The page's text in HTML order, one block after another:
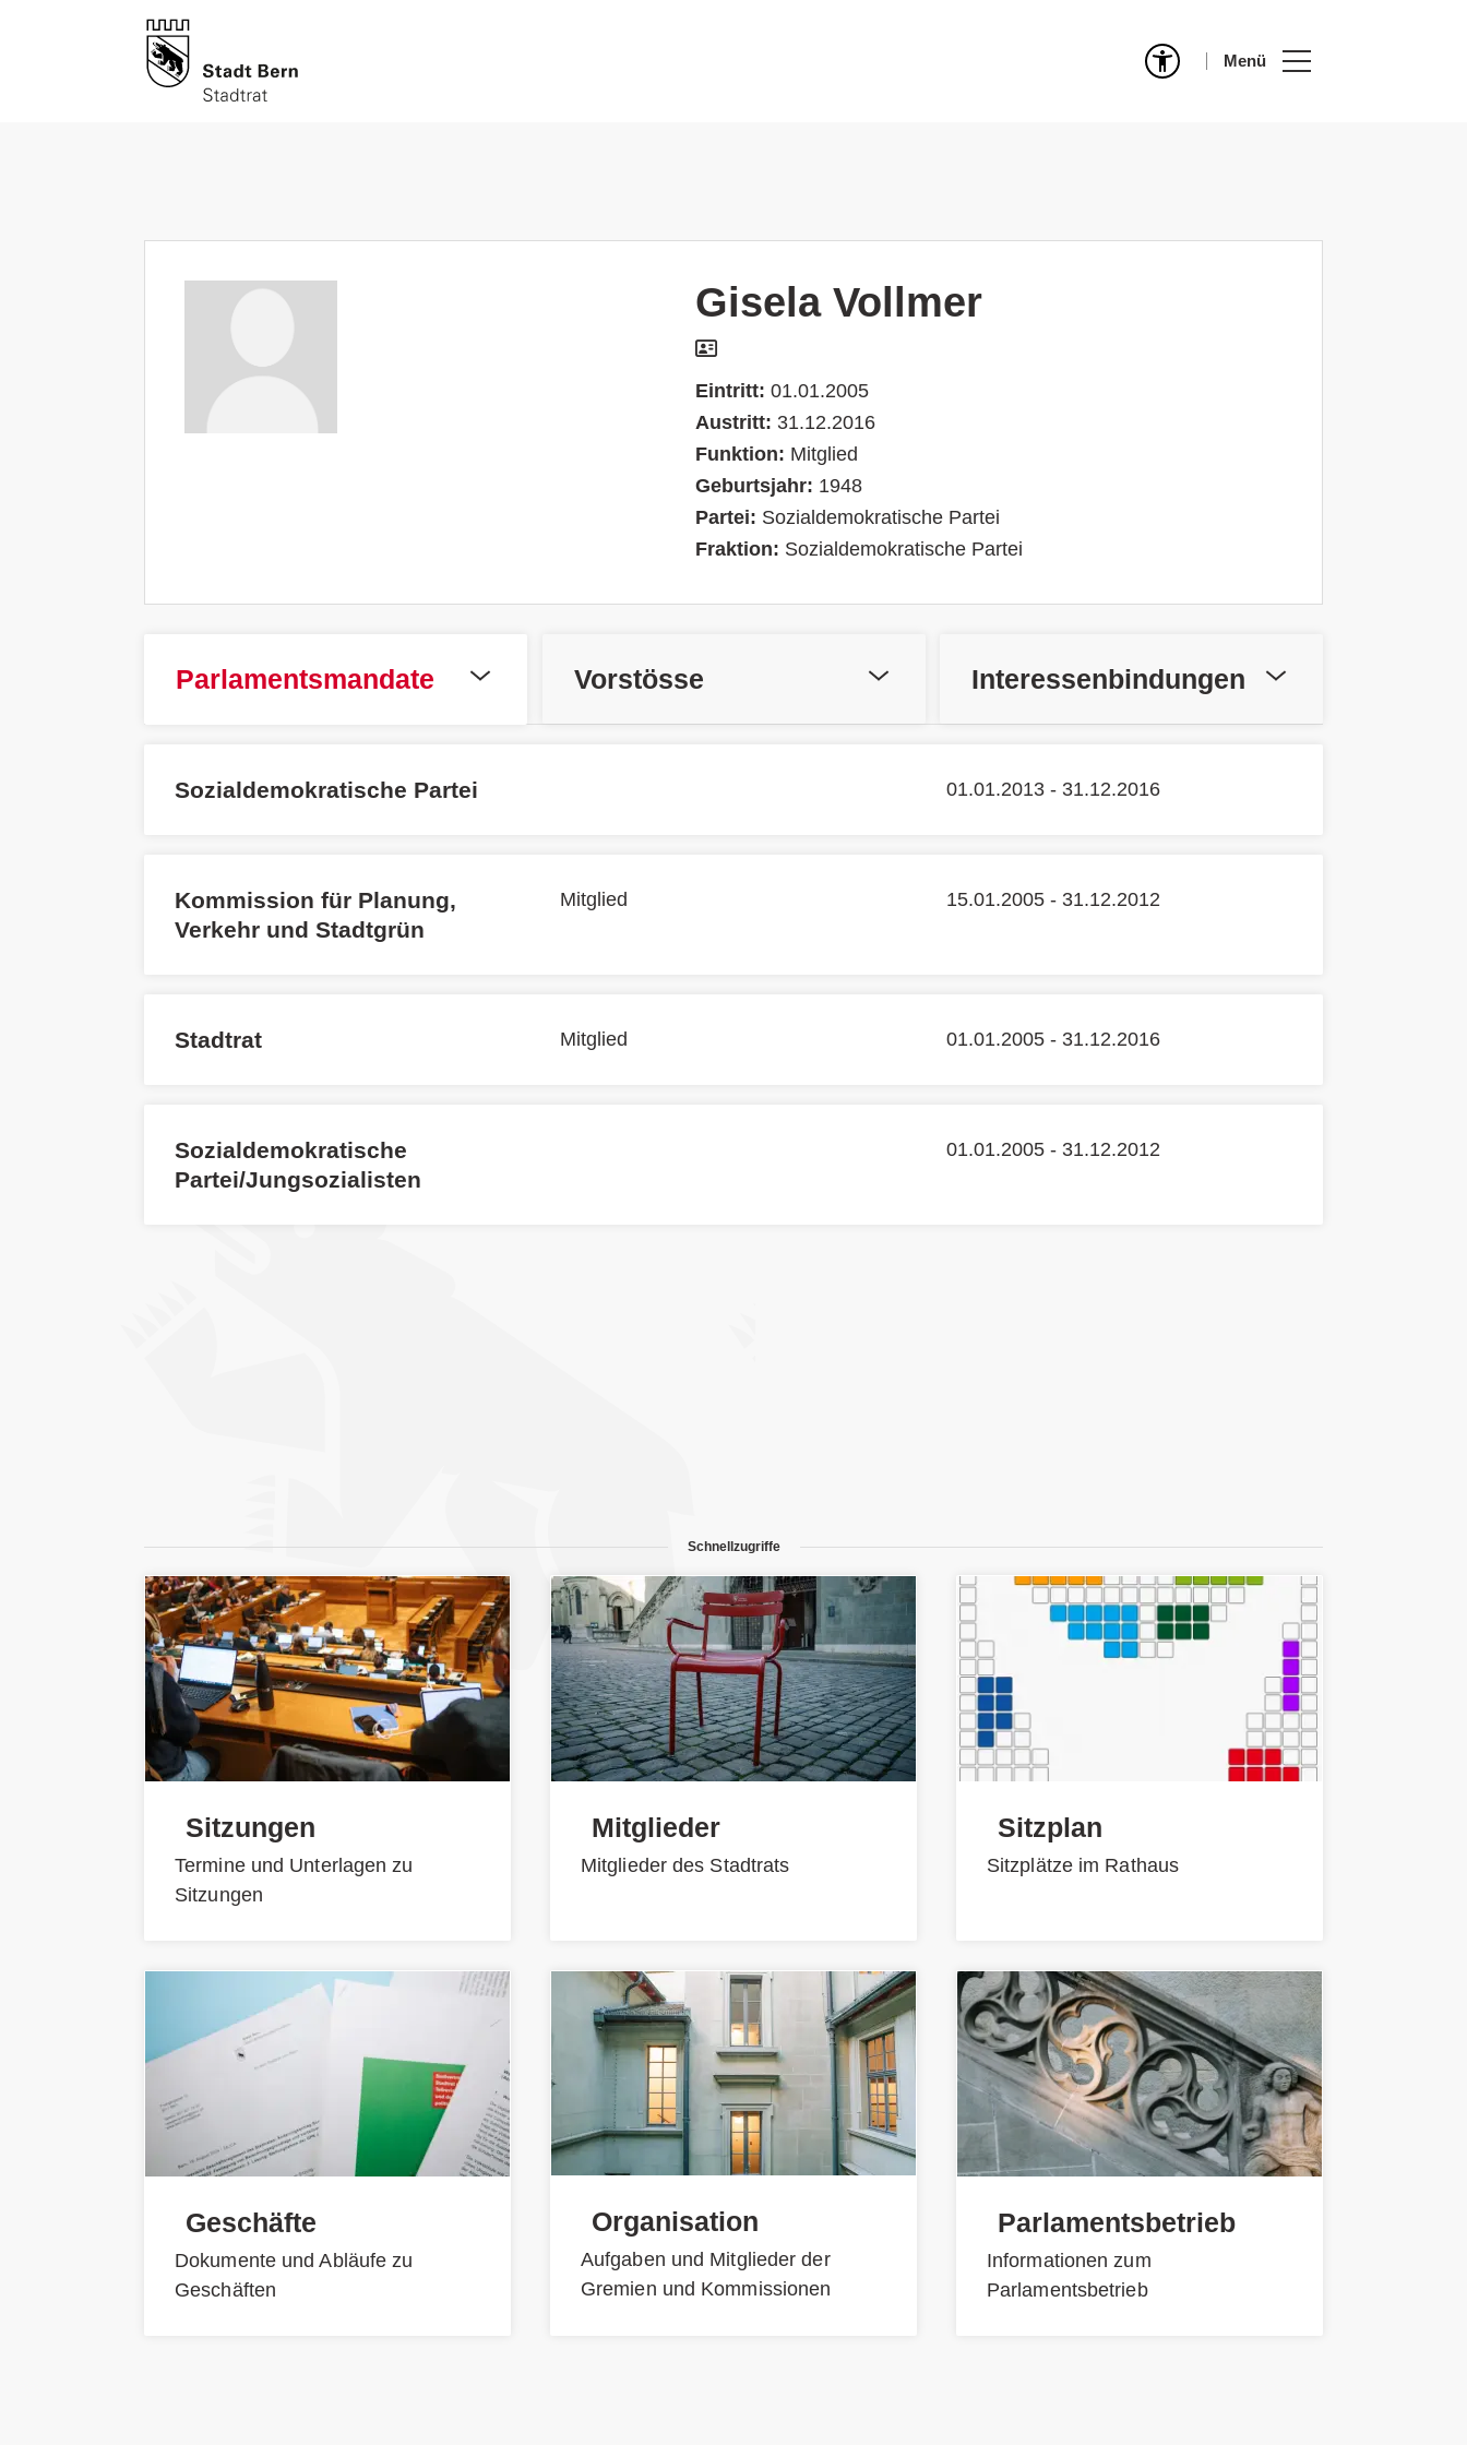
Menü
Gisela Vollmer
Eintritt: 01.01.2005
Austritt: 31.12.2016
Funktion: Mitglied
Geburtsjahr: 1948
Partei: Sozialdemokratische Partei
Fraktion: Sozialdemokratische Partei
Parlamentsmandate Vorstösse Interessenbindungen
Sozialdemokratische Partei 01.01.2013 - 31.12.2016
Kommission für Planung,
Verkehr und Stadtgrün
Mitglied 15.01.2005 - 31.12.2012
Stadtrat Mitglied 01.01.2005 - 31.12.2016
Sozialdemokratische
Partei/Jungsozialisten
01.01.2005 - 31.12.2012
Schnellzugriffe
Sitzungen
Termine und Unterlagen zu
Sitzungen
Geschäfte
Dokumente und Abläufe zu
Geschäften
Mitglieder
Mitglieder des Stadtrats
Organisation
Aufgaben und Mitglieder der
Gremien und Kommissionen
Sitzplan
Sitzplätze im Rathaus
Parlamentsbetrieb
Informationen zum
Parlamentsbetrieb